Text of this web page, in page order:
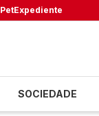
PetExpediente
SOCIEDADE